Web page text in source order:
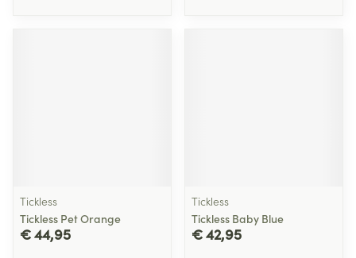
Tickless
Tickless Pet Orange
€ 44,95
Tickless
Tickless Baby Blue
€ 42,95